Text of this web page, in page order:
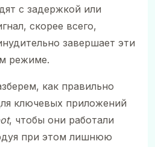
с задержкой или
скорее всего,
завершает эти
режиме.
как правильно
ключевых приложений
, чтобы они работали
при этом лишнюю